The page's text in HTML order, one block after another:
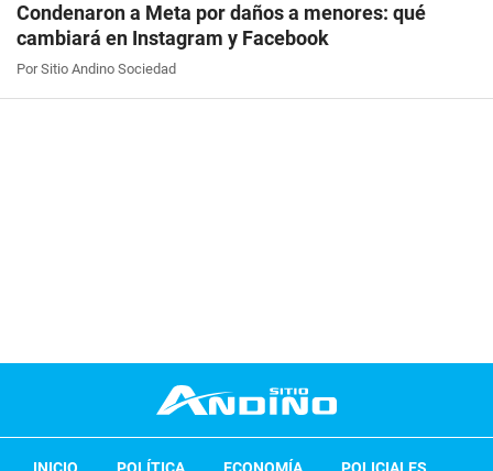
Condenaron a Meta por daños a menores: qué
cambiará en Instagram y Facebook
Por Sitio Andino Sociedad